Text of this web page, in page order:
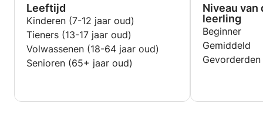
Tutoring in pairs or small groups (for example, with
classmates) is available at a reduced rate per
person. Feel free to get in touch for more
information!
Leeftijd
Kinderen (7-12 jaar oud)
Tieners (13-17 jaar oud)
Volwassenen (18-64 jaar oud)
Senioren (65+ jaar oud)
Niveau van
leerling
Beginner
Gemiddeld
Gevorderden